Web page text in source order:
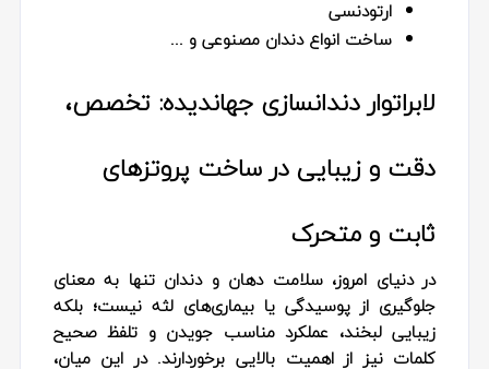
ارتودنسی
ساخت انواع دندان مصنوعی و ...
لابراتوار دندانسازی جهاندیده: تخصص،
دقت و زیبایی در ساخت پروتزهای
ثابت و متحرک
در دنیای امروز، سلامت دهان و دندان تنها به معنای
جلوگیری از پوسیدگی یا بیماری‌های لثه نیست؛ بلکه
زیبایی لبخند، عملکرد مناسب جویدن و تلفظ صحیح
کلمات نیز از اهمیت بالایی برخوردارند. در این میان،